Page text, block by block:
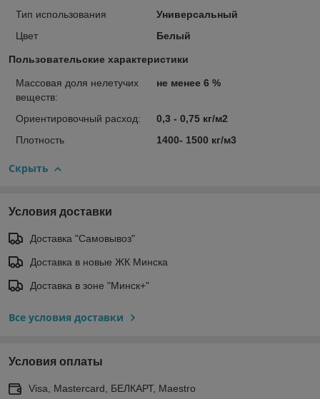
Тип использования
Универсальный
Цвет
Белый
Пользовательские характеристики
Массовая доля нелетучих
веществ:
не менее 6 %
Ориентировочный расход:
0,3 - 0,75 кг/м2
Плотность
1400- 1500 кг/м3
Скрыть
Условия доставки
Доставка "Самовывоз"
Доставка в новые ЖК Минска
Доставка в зоне "Минск+"
Все условия доставки
Условия оплаты
Visa, Mastercard, БЕЛКАРТ, Maestro